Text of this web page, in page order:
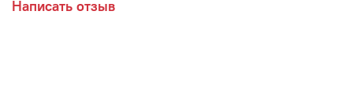
Написать отзыв